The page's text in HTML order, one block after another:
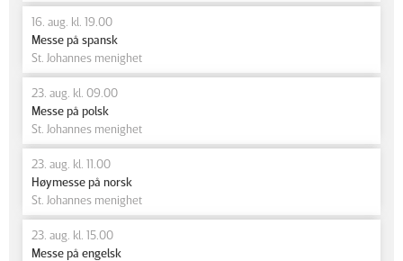
16. aug. kl. 19.00
Messe på spansk
St. Johannes menighet
23. aug. kl. 09.00
Messe på polsk
St. Johannes menighet
23. aug. kl. 11.00
Høymesse på norsk
St. Johannes menighet
23. aug. kl. 15.00
Messe på engelsk